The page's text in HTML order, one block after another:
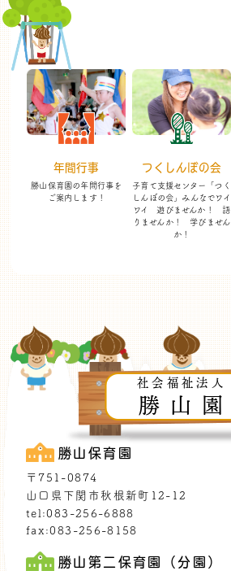
年間行事
勝山保育園の年間行事を
ご案内します！
つくしんぼの会
子育て支援センター「つく
しんぼの会」 みんなでワイ
ワイ 遊びませんか！
語
りませんか！ 学びません
か！
社会福祉法人
勝山園
勝山保育園
〒751-0874
山口県下関市秋根新町12-12
tel:083-256-6888
fax:083-256-8158
勝山第二保育園（分園）